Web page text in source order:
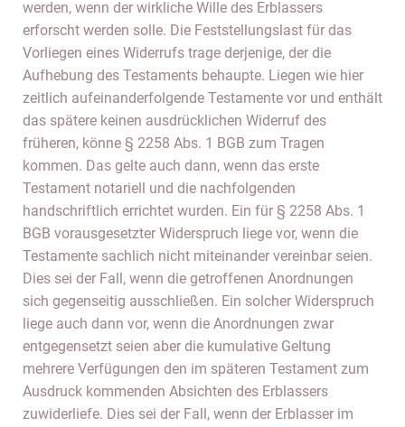
werden, wenn der wirkliche Wille des Erblassers
erforscht werden solle. Die Feststellungslast für das
Vorliegen eines Widerrufs trage derjenige, der die
Aufhebung des Testaments behaupte. Liegen wie hier
zeitlich aufeinanderfolgende Testamente vor und enthält
das spätere keinen ausdrücklichen Widerruf des
früheren, könne § 2258 Abs. 1 BGB zum Tragen
kommen. Das gelte auch dann, wenn das erste
Testament notariell und die nachfolgenden
handschriftlich errichtet wurden. Ein für § 2258 Abs. 1
BGB vorausgesetzter Widerspruch liege vor, wenn die
Testamente sachlich nicht miteinander vereinbar seien.
Dies sei der Fall, wenn die getroffenen Anordnungen
sich gegenseitig ausschließen. Ein solcher Widerspruch
liege auch dann vor, wenn die Anordnungen zwar
entgegensetzt seien aber die kumulative Geltung
mehrere Verfügungen den im späteren Testament zum
Ausdruck kommenden Absichten des Erblassers
zuwiderliefe. Dies sei der Fall, wenn der Erblasser im